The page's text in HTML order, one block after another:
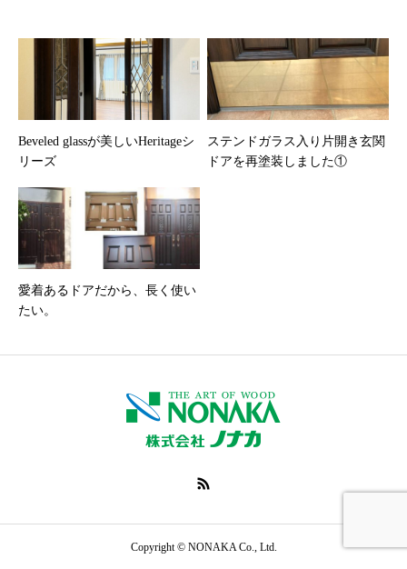
Beveled glassが美しいHeritageシ
リーズ
ステンドガラス入り片開き玄関
ドアを再塗装しました①
愛着あるドアだから、長く使い
たい。
Copyright © NONAKA Co., Ltd.
オンラインでお問い